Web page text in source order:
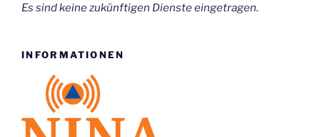
Es sind keine zukünftigen Dienste eingetragen.
INFORMATIONEN